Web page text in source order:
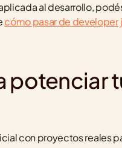
al desarrollo,
cómo pasar de developer
potenciar
con proyectos reales